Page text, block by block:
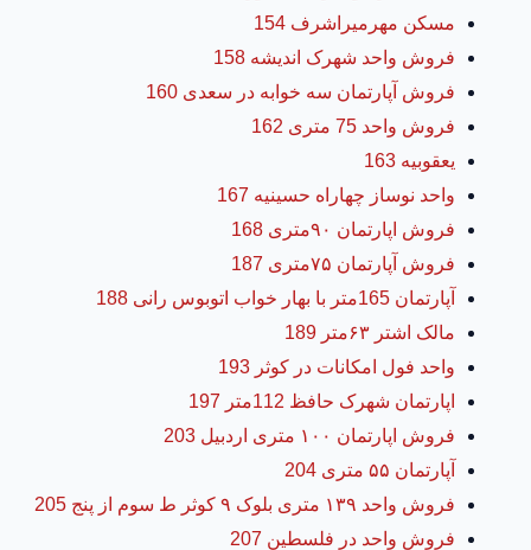
مسکن مهرمیراشرف 154
فروش واحد شهرک اندیشه 158
فروش آپارتمان سه خوابه در سعدی 160
فروش واحد 75 متری 162
یعقوبیه 163
واحد نوساز چهاراه حسینیه 167
فروش اپارتمان ۹۰متری 168
فروش آپارتمان ۷۵متری 187
آپارتمان 165متر با بهار خواب اتوبوس رانی 188
مالک اشتر ۶۳متر 189
واحد فول امکانات در کوثر 193
اپارتمان شهرک حافظ 112متر 197
فروش اپارتمان ۱۰۰ متری اردبیل 203
آپارتمان ۵۵ متری 204
فروش واحد ۱۳۹ متری بلوک ۹ کوثر ط سوم از پنج 205
فروش واحد در فلسطین 207